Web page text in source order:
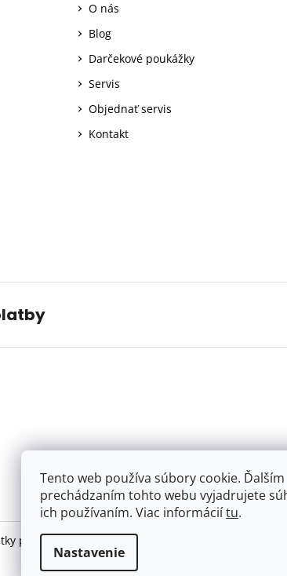
Tento web používa súbory cookie. Ďalším
prechádzaním tohto webu vyjadrujete
ich používaním. Viac informáciítu.
Nastavenie
O nás
Blog
Darčekové poukážky
Servis
Objednať servis
Kontakt
práva vyhradené.